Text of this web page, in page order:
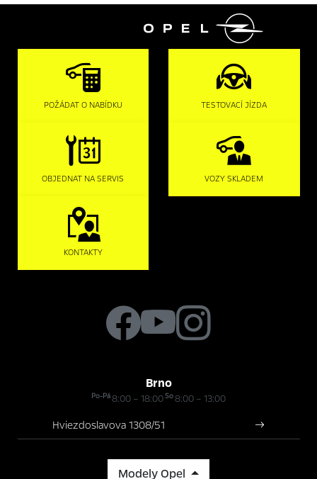

POŽÁDAT O NABÍDKU TESTOVACÍ JÍZDA
OBJEDNAT NA SERVIS VOZY SKLADEM
KONTAKTY
Brno
Po-Pá8:00 – 18:00So8:00 – 13:00
Hviezdoslavova 1308/51
Modely Opel